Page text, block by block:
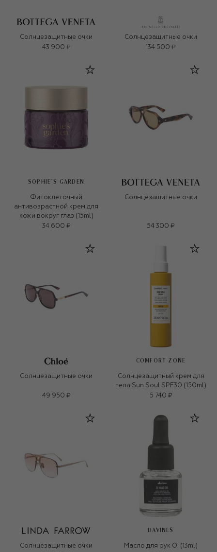
Солнцезащитные очки
43 900 ₽
Солнцезащитные очки
134 500 ₽
SOPHIE`S GARDEN
Фитоклеточный
антивозрастной крем для
кожи вокруг глаз (15ml)
34 600 ₽
Солнцезащитные очки
54 300 ₽
Солнцезащитные очки
49 950 ₽
COMFORT ZONE
Солнцезащитный крем для
тела Sun Soul SPF30 (150ml)
5 740 ₽
Солнцезащитные очки
DAVINES
Масло для рук OI (13ml)